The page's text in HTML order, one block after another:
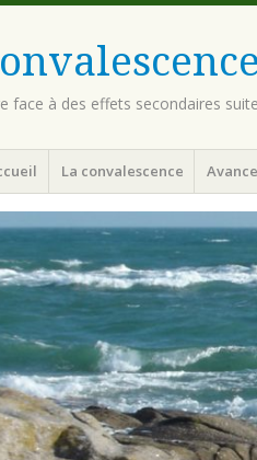
face à des effets secondaires
La convalescence